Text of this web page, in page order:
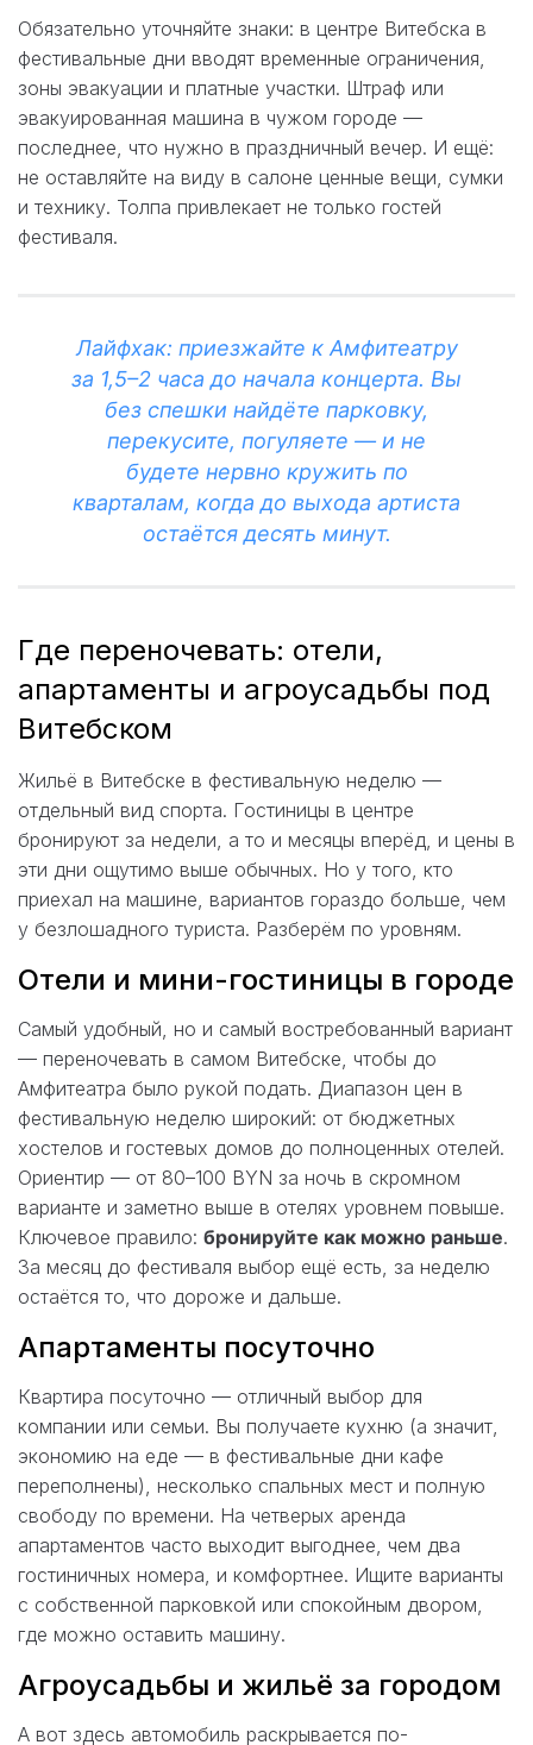
Обязательно уточняйте знаки: в центре Витебска в
фестивальные дни вводят временные ограничения,
зоны эвакуации и платные участки. Штраф или
эвакуированная машина в чужом городе —
последнее, что нужно в праздничный вечер. И ещё:
не оставляйте на виду в салоне ценные вещи, сумки
и технику. Толпа привлекает не только гостей
фестиваля.
Лайфхак: приезжайте к Амфитеатру
за 1,5–2 часа до начала концерта. Вы
без спешки найдёте парковку,
перекусите, погуляете — и не
будете нервно кружить по
кварталам, когда до выхода артиста
остаётся десять минут.
Где переночевать: отели,
апартаменты и агроусадьбы под
Витебском
Жильё в Витебске в фестивальную неделю —
отдельный вид спорта. Гостиницы в центре
бронируют за недели, а то и месяцы вперёд, и цены в
эти дни ощутимо выше обычных. Но у того, кто
приехал на машине, вариантов гораздо больше, чем
у безлошадного туриста. Разберём по уровням.
Отели и мини-гостиницы в городе
Самый удобный, но и самый востребованный вариант
— переночевать в самом Витебске, чтобы до
Амфитеатра было рукой подать. Диапазон цен в
фестивальную неделю широкий: от бюджетных
хостелов и гостевых домов до полноценных отелей.
Ориентир — от 80–100 BYN за ночь в скромном
варианте и заметно выше в отелях уровнем повыше.
Ключевое правило: бронируйте как можно раньше.
За месяц до фестиваля выбор ещё есть, за неделю
остаётся то, что дороже и дальше.
Апартаменты посуточно
Квартира посуточно — отличный выбор для
компании или семьи. Вы получаете кухню (а значит,
экономию на еде — в фестивальные дни кафе
переполнены), несколько спальных мест и полную
свободу по времени. На четверых аренда
апартаментов часто выходит выгоднее, чем два
гостиничных номера, и комфортнее. Ищите варианты
с собственной парковкой или спокойным двором,
где можно оставить машину.
Агроусадьбы и жильё за городом
А вот здесь автомобиль раскрывается по-